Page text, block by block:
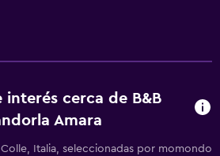
interés cerca de B&B
Amara
Italia, seleccionadas por momondo